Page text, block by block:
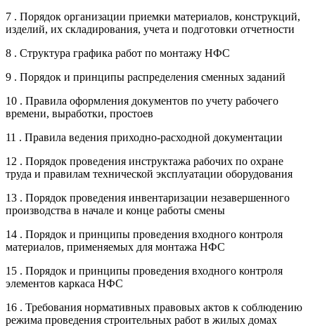
7 . Порядок организации приемки материалов, конструкций,
изделий, их складирования, учета и подготовки отчетности
8 . Структура графика работ по монтажу НФС
9 . Порядок и принципы распределения сменных заданий
10 . Правила оформления документов по учету рабочего
времени, выработки, простоев
11 . Правила ведения приходно-расходной документации
12 . Порядок проведения инструктажа рабочих по охране
труда и правилам технической эксплуатации оборудования
13 . Порядок проведения инвентаризации незавершенного
производства в начале и конце работы смены
14 . Порядок и принципы проведения входного контроля
материалов, применяемых для монтажа НФС
15 . Порядок и принципы проведения входного контроля
элементов каркаса НФС
16 . Требования нормативных правовых актов к соблюдению
режима проведения строительных работ в жилых домах